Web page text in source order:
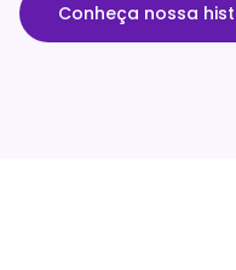
Conheça nossa